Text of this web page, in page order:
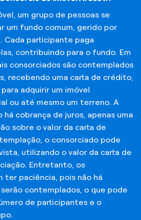
um grupo de pessoas se
um fundo comum, gerido por
Cada participante paga
contribuindo para o fundo. Em
consorciados são contemplados
recebendo uma carta de crédito,
adquirir um imóvel
ou até mesmo um terreno. A
há cobrança de juros, apenas uma
sobre o valor da carta de
o consorciado pode
utilizando o valor da carta de
Entretanto, os
ter paciência, pois não há
contemplados, o que pode
de participantes e o